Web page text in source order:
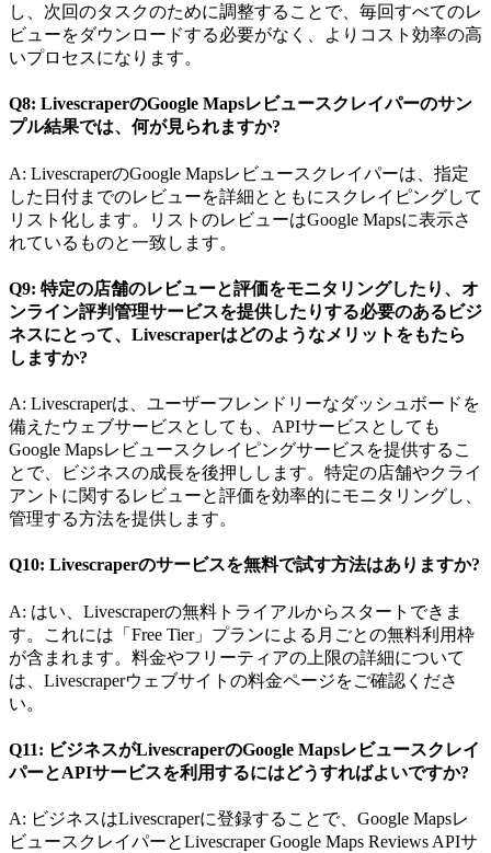
し、次回のタスクのために調整することで、毎回すべてのレ
ビューをダウンロードする必要がなく、よりコスト効率の高
いプロセスになります。
Q8: LivescraperのGoogle Mapsレビュースクレイパーのサン
プル結果では、何が見られますか?
A: LivescraperのGoogle Mapsレビュースクレイパーは、指定
した日付までのレビューを詳細とともにスクレイピングして
リスト化します。リストのレビューはGoogle Mapsに表示さ
れているものと一致します。
Q9: 特定の店舗のレビューと評価をモニタリングしたり、オ
ンライン評判管理サービスを提供したりする必要のあるビジ
ネスにとって、Livescraperはどのようなメリットをもたら
しますか?
A: Livescraperは、ユーザーフレンドリーなダッシュボードを
備えたウェブサービスとしても、APIサービスとしても
Google Mapsレビュースクレイピングサービスを提供するこ
とで、ビジネスの成長を後押しします。特定の店舗やクライ
アントに関するレビューと評価を効率的にモニタリングし、
管理する方法を提供します。
Q10: Livescraperのサービスを無料で試す方法はありますか?
A: はい、Livescraperの無料トライアルからスタートできま
す。これには「Free Tier」プランによる月ごとの無料利用枠
が含まれます。料金やフリーティアの上限の詳細について
は、Livescraperウェブサイトの料金ページをご確認くださ
い。
Q11: ビジネスがLivescraperのGoogle Mapsレビュースクレイ
パーとAPIサービスを利用するにはどうすればよいですか?
A: ビジネスはLivescraperに登録することで、Google Mapsレ
ビュースクレイパーとLivescraper Google Maps Reviews APIサ